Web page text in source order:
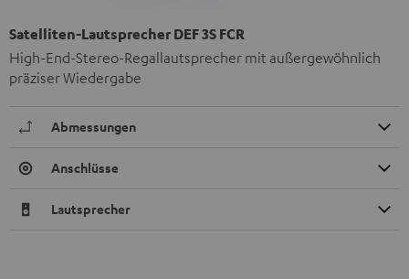
Satelliten-Lautsprecher DEF 3S FCR
High-End-Stereo-Regallautsprecher mit außergewöhnlich
präziser Wiedergabe
Abmessungen
Anschlüsse
Lautsprecher